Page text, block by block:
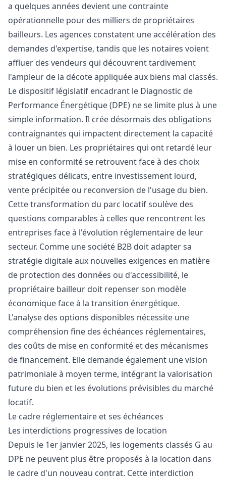
a quelques années devient une contrainte
opérationnelle pour des milliers de propriétaires
bailleurs. Les agences constatent une accélération des
demandes d'expertise, tandis que les notaires voient
affluer des vendeurs qui découvrent tardivement
l'ampleur de la décote appliquée aux biens mal classés.
Le dispositif législatif encadrant le Diagnostic de
Performance Énergétique (DPE) ne se limite plus à une
simple information. Il crée désormais des obligations
contraignantes qui impactent directement la capacité
à louer un bien. Les propriétaires qui ont retardé leur
mise en conformité se retrouvent face à des choix
stratégiques délicats, entre investissement lourd,
vente précipitée ou reconversion de l'usage du bien.
Cette transformation du parc locatif soulève des
questions comparables à celles que rencontrent les
entreprises face à l'évolution réglementaire de leur
secteur. Comme une société B2B doit adapter sa
stratégie digitale aux nouvelles exigences en matière
de protection des données ou d'accessibilité, le
propriétaire bailleur doit repenser son modèle
économique face à la transition énergétique.
L'analyse des options disponibles nécessite une
compréhension fine des échéances réglementaires,
des coûts de mise en conformité et des mécanismes
de financement. Elle demande également une vision
patrimoniale à moyen terme, intégrant la valorisation
future du bien et les évolutions prévisibles du marché
locatif.
Le cadre réglementaire et ses échéances
Les interdictions progressives de location
Depuis le 1er janvier 2025, les logements classés G au
DPE ne peuvent plus être proposés à la location dans
le cadre d'un nouveau contrat. Cette interdiction